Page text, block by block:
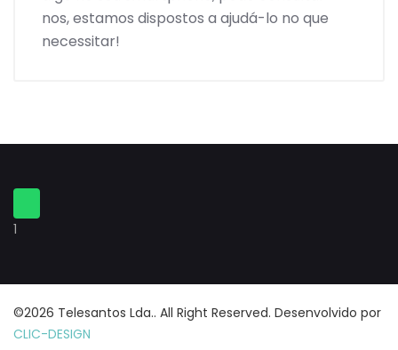
nos, estamos dispostos a ajudá-lo no que
necessitar!
1
©2026 Telesantos Lda.. All Right Reserved. Desenvolvido por
CLIC-DESIGN